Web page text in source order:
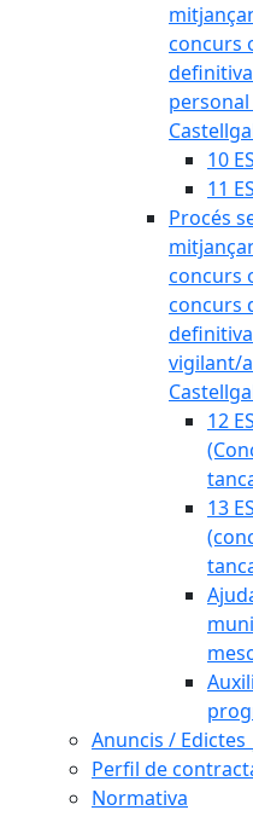
concurs
10
11
Procés
concurs
concurs
vigilant/
12
13
Anuncis / Edictes
Perfil de
Normativa